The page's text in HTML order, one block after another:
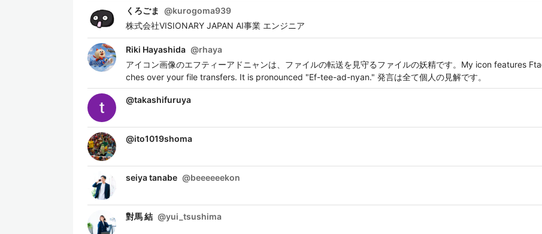
くろごま @kurogoma939
株式会社VISIONARY JAPAN AI事業 エンジニア
Riki Hayashida @rhaya
アイコン画像のエフティーアドニャンは、ファイルの転送を見守るファイルの妖精です。My icon features
ches over your file transfers. It is pronounced "Ef-tee-ad-nyan." 発言は全て個人の見解です。
@takashifuruya
@ito1019shoma
seiya tanabe @beeeeeekon
對馬 結 @yui_tsushima